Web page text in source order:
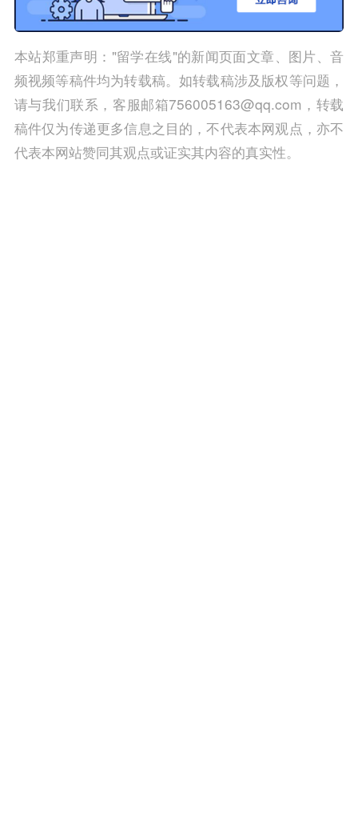
本站郑重声明："留学在线"的新闻页面文章、图片、音
频视频等稿件均为转载稿。如转载稿涉及版权等问题，
请与我们联系，客服邮箱756005163@qq.com，转载
稿件仅为传递更多信息之目的，不代表本网观点，亦不
代表本网站赞同其观点或证实其内容的真实性。